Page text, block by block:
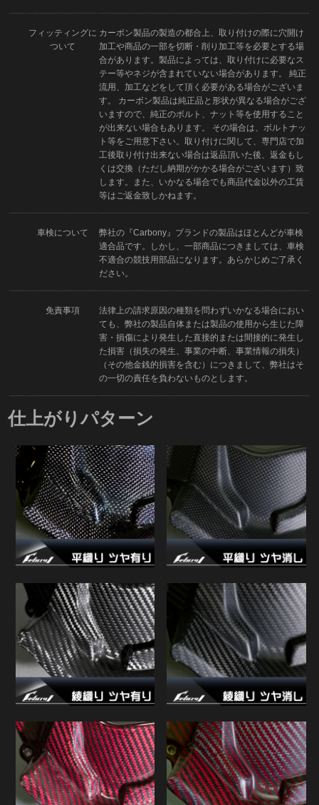
フィッティングに
ついて
カーボン製品の製造の都合上、取り付けの際に穴開け
加工や商品の一部を切断・削り加工等を必要とする場
合があります。製品によっては、取り付けに必要なス
テー等やネジが含まれていない場合があります。 純正
流用、加工などをして頂く必要がある場合がございま
す。 カーボン製品は純正品と形状が異なる場合がござ
いますので、純正のボルト、ナット等を使用すること
が出来ない場合もあります。 その場合は、ボルトナッ
ト等をご用意下さい。取り付けに関して、専門店で加
工後取り付け出来ない場合は返品頂いた後、返金もし
くは交換（ただし納期がかかる場合がございます）致
します。また、いかなる場合でも商品代金以外の工賃
等はご返金致しかねます。
車検について
弊社の『Carbony』ブランドの製品はほとんどが車検
適合品です。しかし、一部商品につきましては、車検
不適合の競技用部品になります。あらかじめご了承く
ださい。
免責事項
法律上の請求原因の種類を問わずいかなる場合におい
ても、弊社の製品自体または製品の使用から生じた障
害・損傷により発生した直接的または間接的に発生し
た損害（損失の発生、事業の中断、事業情報の損失）
（その他金銭的損害を含む）につきまして、弊社はそ
の一切の責任を負わないものとします。
仕上がりパターン